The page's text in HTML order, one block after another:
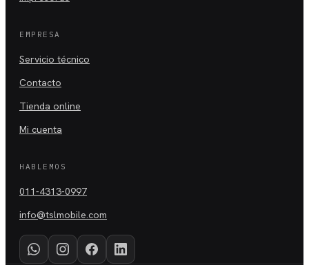
EMPRESA
Servicio técnico
Contacto
Tienda online
Mi cuenta
HABLEMOS
011-4313-0997
info@tslmobile.com